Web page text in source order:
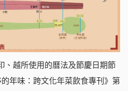
、越所使用的曆法及節慶日期節
年味：跨文化年菜飲食專刊》第